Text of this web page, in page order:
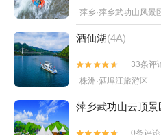
萍乡·安源区
武功山漂流


5条评论
萍乡·萍乡武功山风景区
酒仙湖(4A)

 33条评论